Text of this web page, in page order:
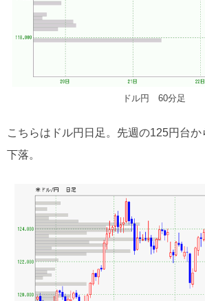
ドル円 60分足
こちらはドル円日足。先週の125円台か
下落。